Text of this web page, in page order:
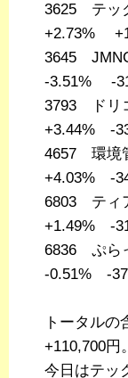
3625 テ
+2.73%
3645
-3.51% -
3793
+3.44% -
4657 環
+4.03% -
6803
+1.49% -
6836 ぷ
-0.51% -
トータル
+110,700円
今日はテッ